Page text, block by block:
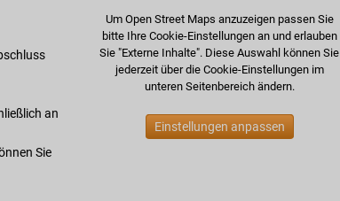
an
Sie
Um Open Street Maps anzuzeigen passen Sie
bitte Ihre Cookie-Einstellungen an und erlauben
Sie "Externe Inhalte". Diese Auswahl können Sie
jederzeit über die Cookie-Einstellungen im
unteren Seitenbereich ändern.
Einstellungen anpassen